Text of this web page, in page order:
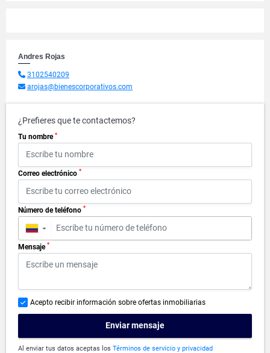
Andres Rojas
3102540209
arojas@bienescorporativos.com
¿Prefieres que te contactemos?
Tu nombre *
Correo electrónico *
Número de teléfono *
▼
Mensaje *
Acepto recibir información sobre ofertas inmobiliarias
Enviar mensaje
Al enviar tus datos aceptas los Términos de servicio y privacidad